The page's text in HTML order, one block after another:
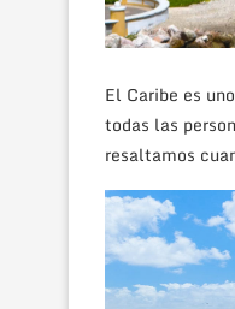
El Caribe es
todas las
resaltamos